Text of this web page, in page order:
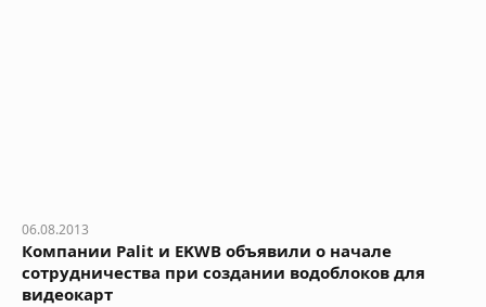
06.08.2013
Компании Palit и EKWB объявили о начале
сотрудничества при создании водоблоков для
видеокарт